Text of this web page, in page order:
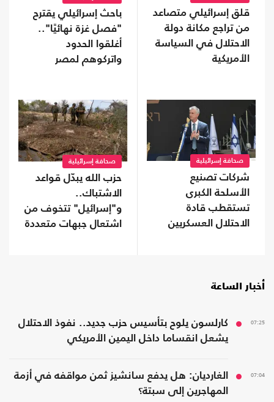
قلق إسرائيلي متصاعد
من تراجع مكانة دولة
الاحتلال في السياسة
الأمريكية
باحث إسرائيلي يقترح
"فصل غزة نهائيًا"..
أغلقوا الحدود
واتركوهم لمصر
صحافة إسرائيلية
شركات تصنيع
الأسلحة الكبرى
تستقطب قادة
الاحتلال العسكريين
صحافة إسرائيلية
حزب الله يبدّل قواعد
الاشتباك..
و"إسرائيل" تتخوف من
اشتعال جبهات متعددة
أخبار الساعة
07:25
كارلسون يلوح بتأسيس حزب جديد.. نفوذ الاحتلال
يشعل انقساما داخل اليمين الأمريكي
07:04
الغارديان: هل يدفع سانشيز ثمن مواقفه في أزمة
المهاجرين إلى سبتة؟